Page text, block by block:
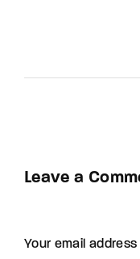
Leave a
Your email